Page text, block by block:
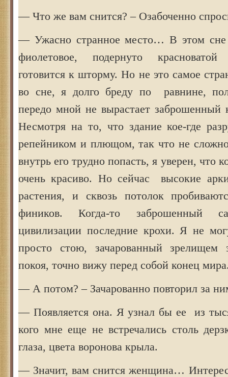
— Что же вам снится? – Озабоченно
— Ужасно странное место… В этом сне
фиолетовое, подернуто
готовится к шторму. Но не это самое
во сне, я долго бреду по равнине,
передо мной не вырастает заброшенный
Несмотря на то, что здание кое-где
репейником и плющом, так что не сложно
внутрь его трудно попасть, я уверен, что
очень красиво. Но сейчас высокие
растения, и сквозь потолок
фиников. Когда-то заброшенный
цивилизации последние крохи. Я не
просто стою, зачарованный зрелищем
покоя, точно вижу перед собой конец
— А потом? – Зачарованно повторил за
— Появляется она. Я узнал бы ее из
кого мне еще не встречались столь
глаза, цвета воронова крыла.
— Значит, вам снится женщина…